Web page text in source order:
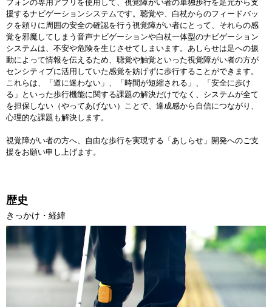
援するナビゲーションシステムです。聴覚や、白杖からのフィードバッ
クを頼りに周囲の安全の確認を行う視覚障がい者にとって、それらの感
覚を邪魔してしまう音声ナビゲーションや白杖一体型のナビゲーション
システムは、不安や危険を生じさせてしまいます。あしらせは足への振
動によって情報を伝えるため、聴覚や触覚といった視覚障がい者の方が
センシティブに活用していた感覚を妨げずに歩行することができます。
これらは、「道に迷わない」、「時間が短縮される」、「安全に歩け
る」といった歩行機能に関する課題の解決だけでなく、システムが全て
を担保しない（やってあげない）ことで、達成感から自信につながり、
心理的な課題も解決します。
視覚障がい者の方へ、自由な歩行を実現する「あしらせ」開発へのご支
援をお願い申し上げます。
歴史
きっかけ・経緯